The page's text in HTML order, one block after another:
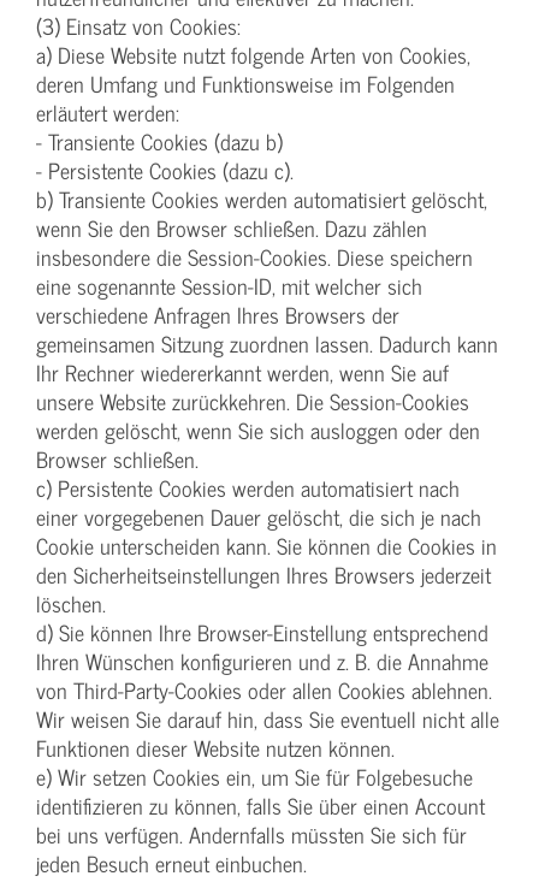
(3) Einsatz von Cookies:
a) Diese Website nutzt folgende Arten von Cookies,
deren Umfang und Funktionsweise im Folgenden
erläutert werden:
- Transiente Cookies (dazu b)
- Persistente Cookies (dazu c).
b) Transiente Cookies werden automatisiert gelöscht,
wenn Sie den Browser schließen. Dazu zählen
insbesondere die Session-Cookies. Diese speichern
eine sogenannte Session-ID, mit welcher sich
verschiedene Anfragen Ihres Browsers der
gemeinsamen Sitzung zuordnen lassen. Dadurch kann
Ihr Rechner wiedererkannt werden, wenn Sie auf
unsere Website zurückkehren. Die Session-Cookies
werden gelöscht, wenn Sie sich ausloggen oder den
Browser schließen.
c) Persistente Cookies werden automatisiert nach
einer vorgegebenen Dauer gelöscht, die sich je nach
Cookie unterscheiden kann. Sie können die Cookies in
den Sicherheitseinstellungen Ihres Browsers jederzeit
löschen.
d) Sie können Ihre Browser-Einstellung entsprechend
Ihren Wünschen konfigurieren und z. B. die Annahme
von Third-Party-Cookies oder allen Cookies ablehnen.
Wir weisen Sie darauf hin, dass Sie eventuell nicht alle
Funktionen dieser Website nutzen können.
e) Wir setzen Cookies ein, um Sie für Folgebesuche
identifizieren zu können, falls Sie über einen Account
bei uns verfügen. Andernfalls müssten Sie sich für
jeden Besuch erneut einbuchen.